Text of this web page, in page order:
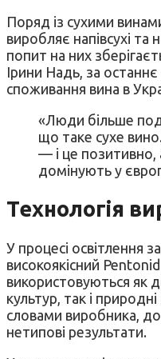
Поряд із сухими
виробляє напівсухі та
попит на них
Ірини Надь, за
споживання вина в
«Люди більше
що таке сухе
— і це позитивно,
домінують у
Технологія
У процесі освітлення
високоякісний
використовуються як
культур, так і
словами виробника,
нетипові результати.